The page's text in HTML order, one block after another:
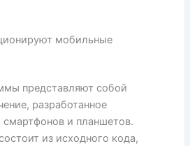
мобильные
представляют собой
разработанное
смартфонов и планшетов.
из исходного кода,